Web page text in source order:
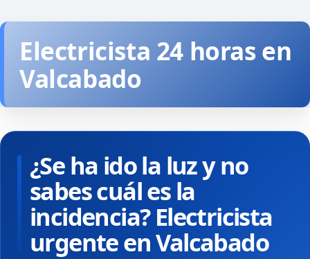
Electricista 24 horas en
Valcabado
¿Se ha ido la luz y no
sabes cuál es la
incidencia? Electricista
urgente en Valcabado